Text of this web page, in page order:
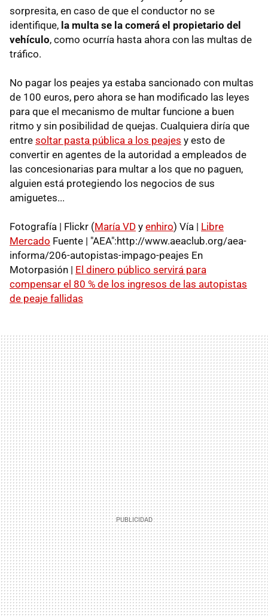
sorpresita, en caso de que el conductor no se
identifique, la multa se la comerá el propietario del
vehículo, como ocurría hasta ahora con las multas de
tráfico.
No pagar los peajes ya estaba sancionado con multas
de 100 euros, pero ahora se han modificado las leyes
para que el mecanismo de multar funcione a buen
ritmo y sin posibilidad de quejas. Cualquiera diría que
entre soltar pasta pública a los peajes y esto de
convertir en agentes de la autoridad a empleados de
las concesionarias para multar a los que no paguen,
alguien está protegiendo los negocios de sus
amiguetes...
Fotografía | Flickr (María VD y enhiro) Vía | Libre
Mercado Fuente | "AEA":http://www.aeaclub.org/aea-
informa/206-autopistas-impago-peajes En
Motorpasión | El dinero público servirá para
compensar el 80 % de los ingresos de las autopistas
de peaje fallidas